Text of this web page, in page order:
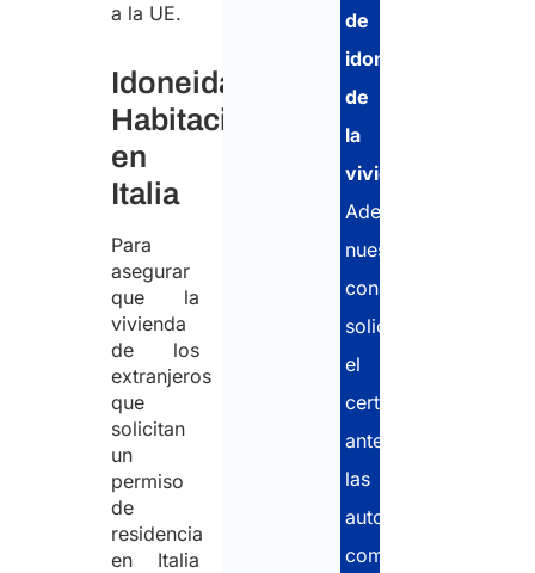
a la UE.
Idoneidad
Habitacional
en
Italia
Para
asegurar
que la
vivienda
de los
extranjeros
que
solicitan
un
permiso
de
residencia
en Italia
de
idoneidad
de
la
vivienda
Además,
nuestros
consultores
solicitarán
el
certificado
ante
las
autoridades
competentes